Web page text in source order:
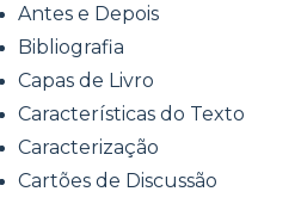
Antes e Depois
Bibliografia
Capas de Livro
Características do Texto
Caracterização
Cartões de Discussão